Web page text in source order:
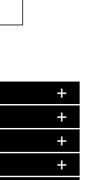
価格